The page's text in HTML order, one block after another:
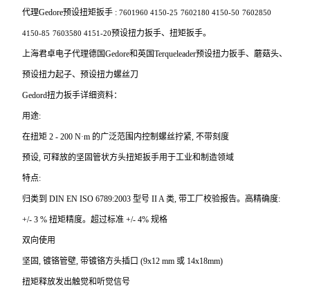
代理Gedore预设扭矩扳手 : 76019604150-25 76021804150-50 7602850
4150-85 76035804151-20预设扭力扳手、扭矩扳手。
上海君卓电子代理德国Gedore和英国Terqueleader预设扭力扳手、蘑菇头、
预设扭力起子、预设扭力螺丝刀
Gedord扭力扳手详细资料：
用途:
在扭矩 2 - 200 N·m 的广泛范围内控制螺丝拧紧, 不带刻度
预设, 可释放的坚固管状方头扭矩扳手用于工业和制造领域
特点:
归类到 DIN EN ISO 6789:2003 型号 II A 类, 带工厂校验报告。高精确度:
+/- 3 % 扭矩精度。超过标准 +/- 4% 规格
双向使用
坚固, 镀铬管壁, 带镀铬方头插口 (9x12 mm 或 14x18mm)
扭矩释放发出触觉和听觉信号